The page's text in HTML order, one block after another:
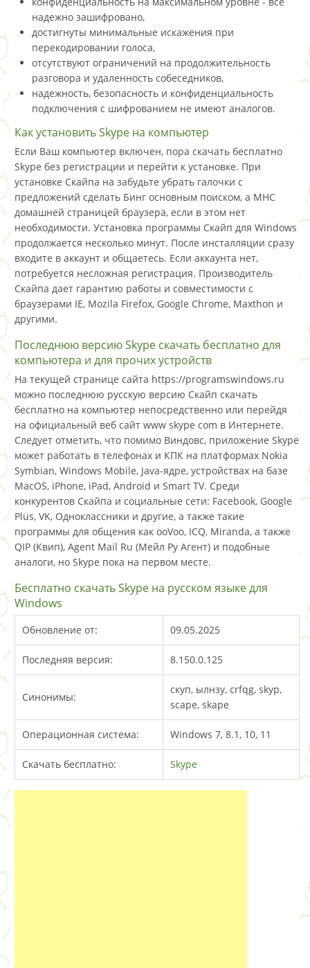
надежно зашифровано,
достигнуты минимальные искажения при
перекодировании голоса,
отсутствуют ограничений на продолжительность
разговора и удаленность собеседников,
надежность, безопасность и конфиденциальность
подключения с шифрованием не имеют аналогов.
Как установить Skype на компьютер
Если Ваш компьютер включен, пора скачать бесплатно
Skype без регистрации и перейти к установке. При
установке Скайпа на забудьте убрать галочки с
предложений сделать Бинг основным поиском, а МНС
домашней страницей браузера, если в этом нет
необходимости. Установка программы Скайп для Windows
продолжается несколько минут. После инсталляции сразу
входите в аккаунт и общаетесь. Если аккаунта нет,
потребуется несложная регистрация. Производитель
Скайпа дает гарантию работы и совместимости с
браузерами IE, Mozila Firefox, Google Chrome, Maxthon и
другими.
Последнюю версию Skype скачать бесплатно для
компьютера и для прочих устройств
На текущей странице сайта https://programswindows.ru
можно последнюю русскую версию Скайп скачать
бесплатно на компьютер непосредственно или перейдя
на официальный веб сайт www skype com в Интернете.
Следует отметить, что помимо Виндовс, приложение Skype
может работать в телефонах и КПК на платформах Nokia
Symbian, Windows Mobile, Java-ядре, устройствах на базе
MacOS, iPhone, iPad, Android и Smart TV. Среди
конкурентов Скайпа и социальные сети: Facebook, Google
Plus, VK, Одноклассники и другие, а также такие
программы для общения как ooVoo, ICQ, Miranda, а также
QIP (Квип), Agent Mail Ru (Мейл Ру Агент) и подобные
аналоги, но Skype пока на первом месте.
Бесплатно скачать Skype на русском языке для
Windows
Обновление от: 09.05.2025
Последняя версия: 8.150.0.125
Синонимы:
скуп, ылнзу, crfqg, skyp,
scape, skape
Операционная система: Windows 7, 8.1, 10, 11
Скачать бесплатно: Skype